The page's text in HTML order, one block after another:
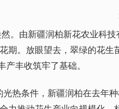
。由新疆润柏新花农业科
期。放眼望去，翠绿的花生
丰收筑牢了基础。
热条件，新疆润柏在去年